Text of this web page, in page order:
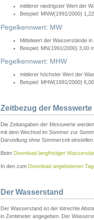
mittlerer niedrigster Wert der
Beispiel: MNW(1991/2000)
Pegelkennwert: MW
Mittelwert der Wasserstände
Beispiel: MN(1991/2000) 3,00
Pegelkennwert: MHW
mittlerer höchster Wert der
Beispiel: MHW(1991/2000)
Zeitbezug der Messwerte
Die Zeitangaben der Messwerte
mit dem Wechsel im Sommer zur
Darstellung ohne Sommerzeit einstellen.
Beim Download langfristiger
In den zum Download angebotenen
Der Wasserstand
Der Wasserstand ist der lotrechte
in Zentimeter angegeben. Der